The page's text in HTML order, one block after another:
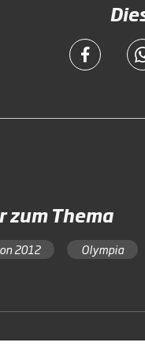
zum Thema
2012 Olympia